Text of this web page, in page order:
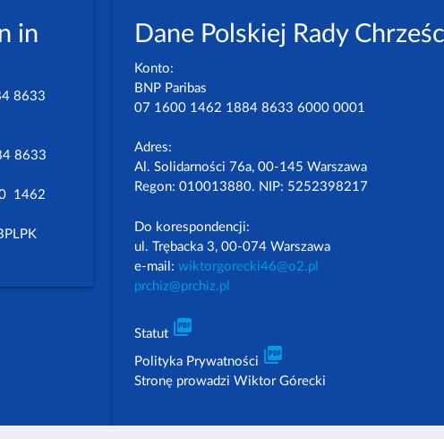
Dane Polskiej Rady
Konto:
BNP Paribas
07 1600 1462 1884 8633 6000 0001
Adres:
Al. Solidarności 76a, 00-145 Warszawa
Regon: 010013880. NIP: 5252398217
Do korespondencji:
ul. Trębacka 3, 00-074 Warszawa
e-mail:wiktorgorecki46@o2.pl
prchiz@prchiz.pl
Statut picture_as_pdf
Polityka Prywatności picture_as_pdf
Stronę prowadzi Wiktor Górecki
in
8633
8633
1462